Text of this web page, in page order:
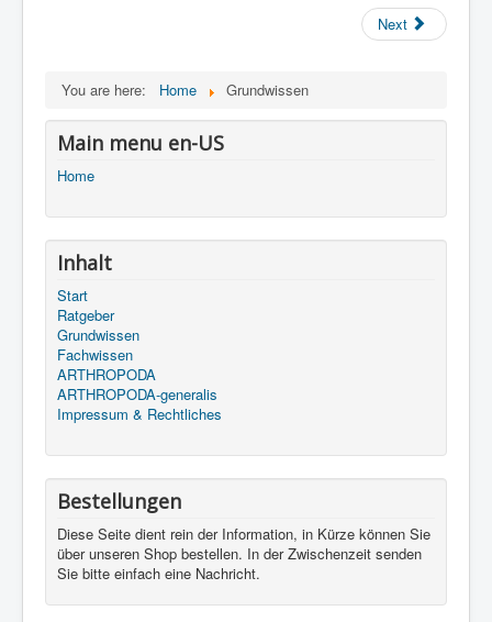
Next
You are here: Home Grundwissen
Main menu en-US
Home
Inhalt
Start
Ratgeber
Grundwissen
Fachwissen
ARTHROPODA
ARTHROPODA-generalis
Impressum & Rechtliches
Bestellungen
Diese Seite dient rein der Information, in Kürze können Sie
über unseren Shop bestellen. In der Zwischenzeit senden
Sie bitte einfach eine Nachricht.